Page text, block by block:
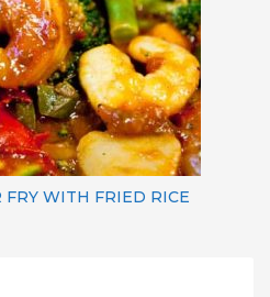
WITH FRIED RICE